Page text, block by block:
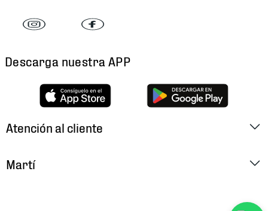
Descarga nuestra APP
Atención al cliente
Martí